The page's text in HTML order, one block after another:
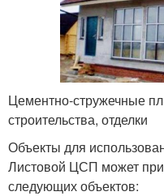
Цементно-стружечные
строительства, отделки
Объекты для
Листовой ЦСП может
следующих объектов: